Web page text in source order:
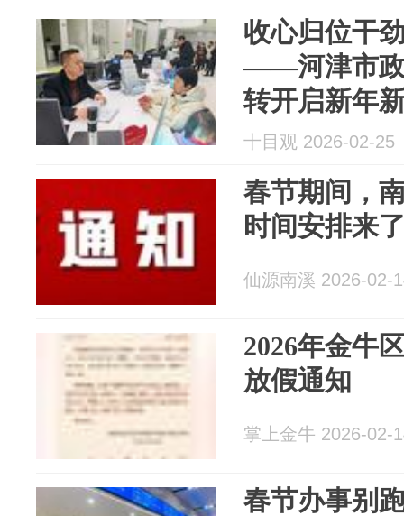
收心归位干
——河津市政
转开启新年
十目观 2026-02-25
春节期间，
时间安排来
仙源南溪 2026-02-
2026年金牛
放假通知
掌上金牛 2026-02-
春节办事别